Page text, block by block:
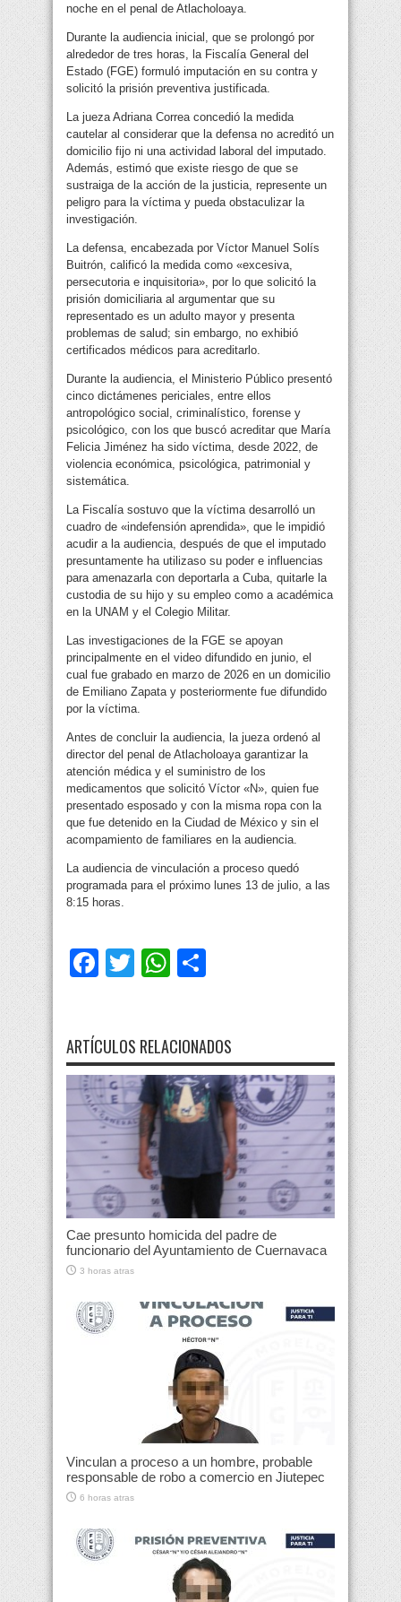
noche en el penal de Atlacholoaya.
Durante la audiencia inicial, que se prolongó por
alrededor de tres horas, la Fiscalía General del
Estado (FGE) formuló imputación en su contra y
solicitó la prisión preventiva justificada.
La jueza Adriana Correa concedió la medida
cautelar al considerar que la defensa no acreditó un
domicilio fijo ni una actividad laboral del imputado.
Además, estimó que existe riesgo de que se
sustraiga de la acción de la justicia, represente un
peligro para la víctima y pueda obstaculizar la
investigación.
La defensa, encabezada por Víctor Manuel Solís
Buitrón, calificó la medida como «excesiva,
persecutoria e inquisitoria», por lo que solicitó la
prisión domiciliaria al argumentar que su
representado es un adulto mayor y presenta
problemas de salud; sin embargo, no exhibió
certificados médicos para acreditarlo.
Durante la audiencia, el Ministerio Público presentó
cinco dictámenes periciales, entre ellos
antropológico social, criminalístico, forense y
psicológico, con los que buscó acreditar que María
Felicia Jiménez ha sido víctima, desde 2022, de
violencia económica, psicológica, patrimonial y
sistemática.
La Fiscalía sostuvo que la víctima desarrolló un
cuadro de «indefensión aprendida», que le impidió
acudir a la audiencia, después de que el imputado
presuntamente ha utilizaso su poder e influencias
para amenazarla con deportarla a Cuba, quitarle la
custodia de su hijo y su empleo como a académica
en la UNAM y el Colegio Militar.
Las investigaciones de la FGE se apoyan
principalmente en el video difundido en junio, el
cual fue grabado en marzo de 2026 en un domicilio
de Emiliano Zapata y posteriormente fue difundido
por la víctima.
Antes de concluir la audiencia, la jueza ordenó al
director del penal de Atlacholoaya garantizar la
atención médica y el suministro de los
medicamentos que solicitó Víctor «N», quien fue
presentado esposado y con la misma ropa con la
que fue detenido en la Ciudad de México y sin el
acompamiento de familiares en la audiencia.
La audiencia de vinculación a proceso quedó
programada para el próximo lunes 13 de julio, a las
8:15 horas.
Facebook
TwitterWhatsApp
ARTÍCULOS RELACIONADOS
Cae presunto homicida del padre de
funcionario del Ayuntamiento de Cuernavaca
3 horas atras
Vinculan a proceso a un hombre, probable
responsable de robo a comercio en Jiutepec
6 horas atras